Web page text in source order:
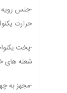
-جنس رویه
حرارت
-پخت
شعله های
-مجهز به